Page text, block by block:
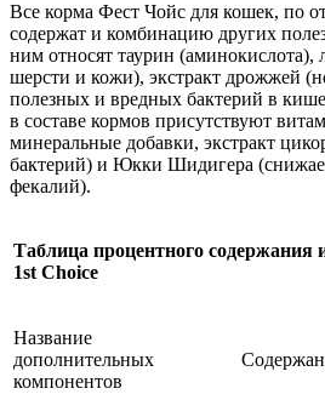
Все корма Фест Чойс для кошек, по
содержат и комбинацию других
ним относят таурин (аминокислота),
шерсти и кожи), экстракт дрожжей
полезных и вредных бактерий в
в составе кормов присутствуют
минеральные добавки, экстракт
бактерий) и Юкки Шидигера
фекалий).
Таблица процентного содержания
1st Choice
Название
дополнительных
компонентов